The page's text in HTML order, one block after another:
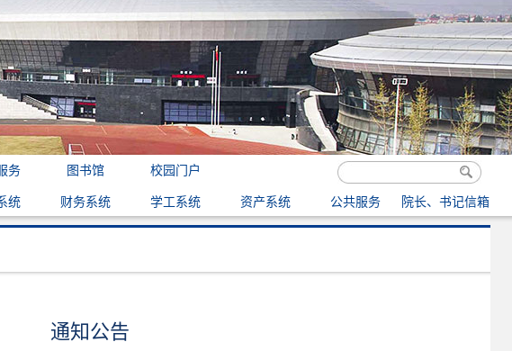
务 图书馆 校园门户
统 财务系统 学工系统 资产系统 公共服务 院长、书记信箱
通知公告